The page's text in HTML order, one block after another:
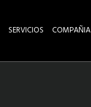
SERVICIOS COMPAÑIA